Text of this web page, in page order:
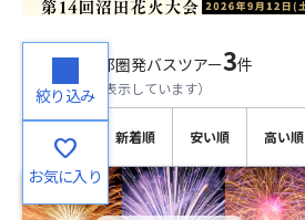
絞り込み
favorite
お気に入り
検索結果 首都圏発バスツアー3件
1～3件目を表示しています）
おすす
め順
新着順 安い順 高い順